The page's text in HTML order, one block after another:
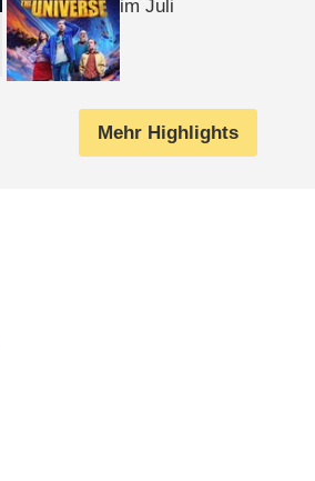
im Juli
Mehr Highlights